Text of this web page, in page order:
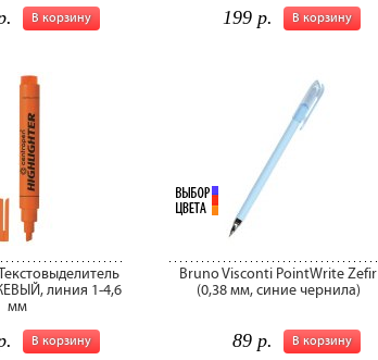
В корзину В корзину
199 р.
линия 1-4,6
мм
В корзину
Bruno Visconti PointWrite Zefir
(0,38 мм, синие чернила)
В корзину
89 р.